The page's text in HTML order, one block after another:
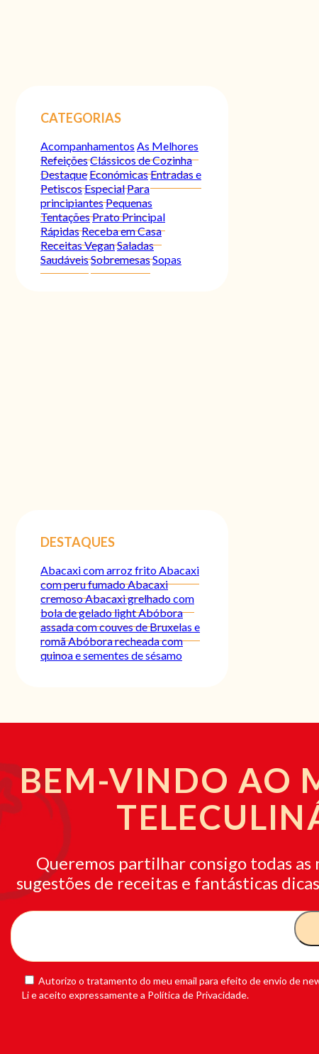
CATEGORIAS
Acompanhamentos As Melhores
RefeiçõesClássicos de Cozinha
Destaque EconómicasEntradas e
PetiscosEspecialPara
principiantesPequenas
TentaçõesPrato Principal
RápidasReceba em Casa
Receitas VeganSaladas
SaudáveisSobremesasSopas
DESTAQUES
Abacaxi com arroz fritoAbacaxi
com peru fumadoAbacaxi
cremosoAbacaxi grelhado com
bola de gelado lightAbóbora
assada com couves de Bruxelas e
romãAbóbora recheada com
quinoa e sementes de sésamo
BEM-VINDO AO
Queremos partilhar consigo todas as
sugestões de receitas e fantásticas
Autorizo o tratamento do meu email para efeito de envio de
Li e aceito expressamente a Política de Privacidade.